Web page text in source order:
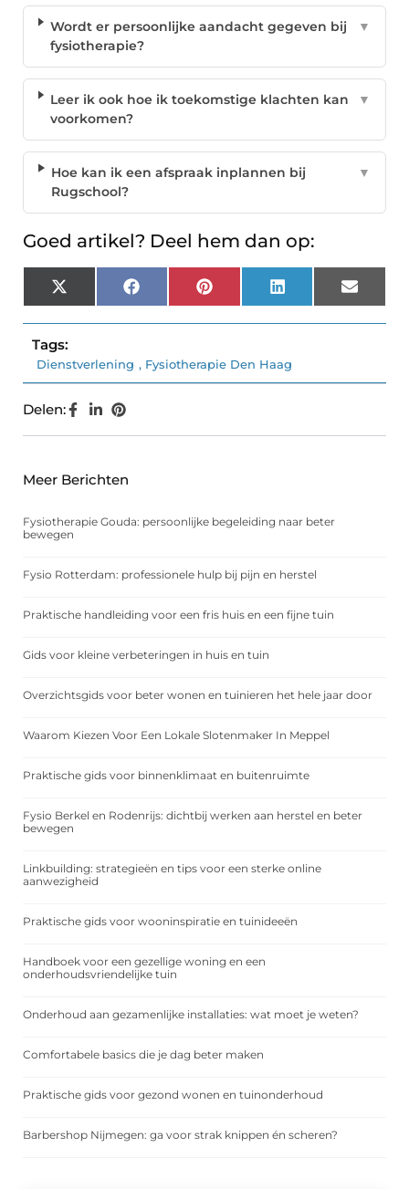
Wordt er persoonlijke aandacht gegeven bij
fysiotherapie?
▼
Leer ik ook hoe ik toekomstige klachten kan
voorkomen?
▼
Hoe kan ik een afspraak inplannen bij
Rugschool?
▼
Goed artikel? Deel hem dan op:
X
(Twitter)
Facebook Pinterest LinkedIn Email
Tags:
Dienstverlening , Fysiotherapie Den Haag
Delen:
Meer Berichten
Fysiotherapie Gouda: persoonlijke begeleiding naar beter
bewegen
Fysio Rotterdam: professionele hulp bij pijn en herstel
Praktische handleiding voor een fris huis en een fijne tuin
Gids voor kleine verbeteringen in huis en tuin
Overzichtsgids voor beter wonen en tuinieren het hele jaar door
Waarom Kiezen Voor Een Lokale Slotenmaker In Meppel
Praktische gids voor binnenklimaat en buitenruimte
Fysio Berkel en Rodenrijs: dichtbij werken aan herstel en beter
bewegen
Linkbuilding: strategieën en tips voor een sterke online
aanwezigheid
Praktische gids voor wooninspiratie en tuinideeën
Handboek voor een gezellige woning en een
onderhoudsvriendelijke tuin
Onderhoud aan gezamenlijke installaties: wat moet je weten?
Comfortabele basics die je dag beter maken
Praktische gids voor gezond wonen en tuinonderhoud
Barbershop Nijmegen: ga voor strak knippen én scheren?